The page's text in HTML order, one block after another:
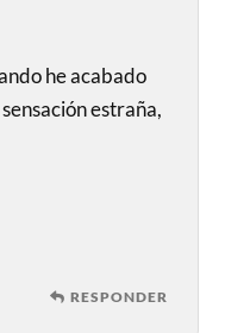
he acabado
estraña,
RESPONDER